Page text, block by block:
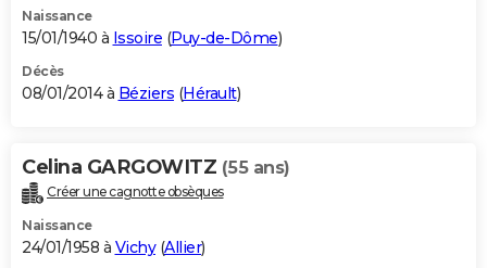
Naissance
15/01/1940 à Issoire (Puy-de-Dôme)
Décès
08/01/2014 à Béziers (Hérault)
Celina GARGOWITZ (55 ans)
Créer une cagnotte obsèques
Naissance
24/01/1958 à Vichy(Allier)